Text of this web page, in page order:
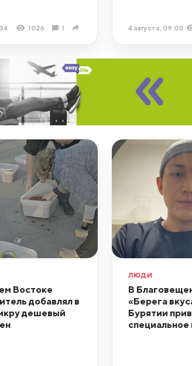
1026 1 4 августа, 09:00
Востоке
добавлял в
дешевый
ЛЮДИ
В
«Берега
Бурятии